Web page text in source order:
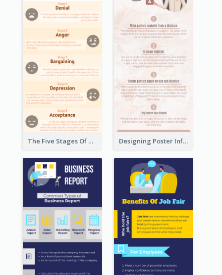
The Five Stages Of The Grief Model Infographic Designing Poster Infographic